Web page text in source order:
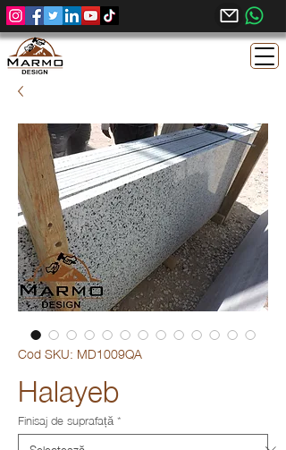
Cod SKU: MD1009QA
Halayeb
Finisaj de suprafață*